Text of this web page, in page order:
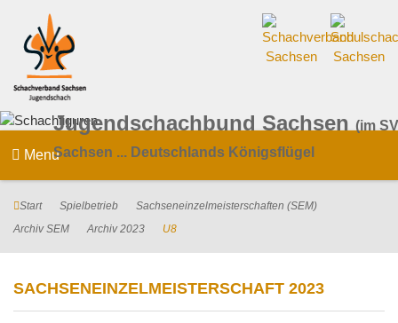
Jugendschachbund Sachsen (im
Sachsen ... Deutschlands Königsflügel
Menu
Start Spielbetrieb
Sachseneinzelmeisterschaften (SEM)
Archiv SEM
Archiv 2023 U8
SACHSENEINZELMEISTERSCHAFT 2023